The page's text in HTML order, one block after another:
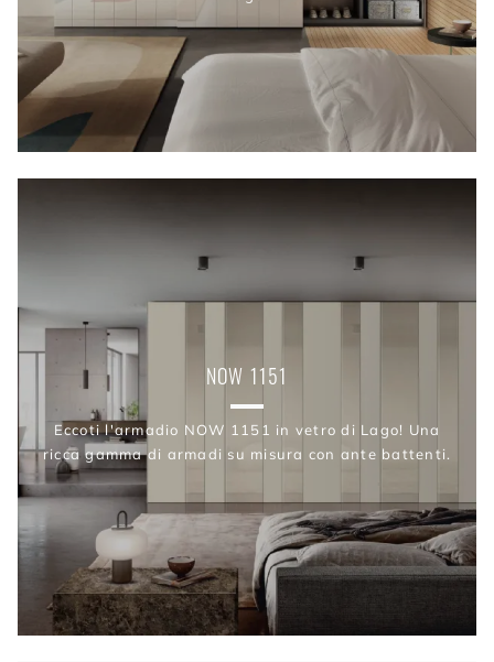
NOW 1151
Eccoti l'armadio NOW 1151 in vetro di Lago! Una
ricca gamma di armadi su misura con ante battenti.